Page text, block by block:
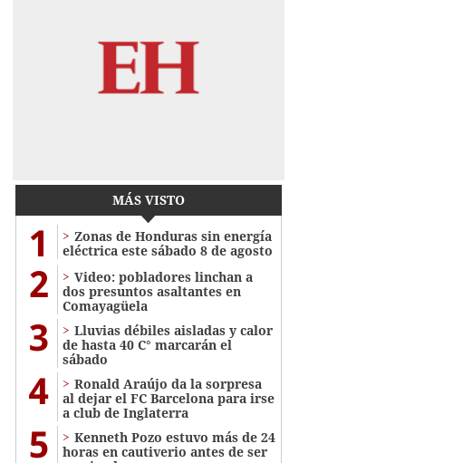
MÁS VISTO
1
Zonas de Honduras sin energía
eléctrica este sábado 8 de agosto
2
Video: pobladores linchan a
dos presuntos asaltantes en
Comayagüela
3
Lluvias débiles aisladas y calor
de hasta 40 C° marcarán el
sábado
4
Ronald Araújo da la sorpresa
al dejar el FC Barcelona para irse
a club de Inglaterra
5
Kenneth Pozo estuvo más de 24
horas en cautiverio antes de ser